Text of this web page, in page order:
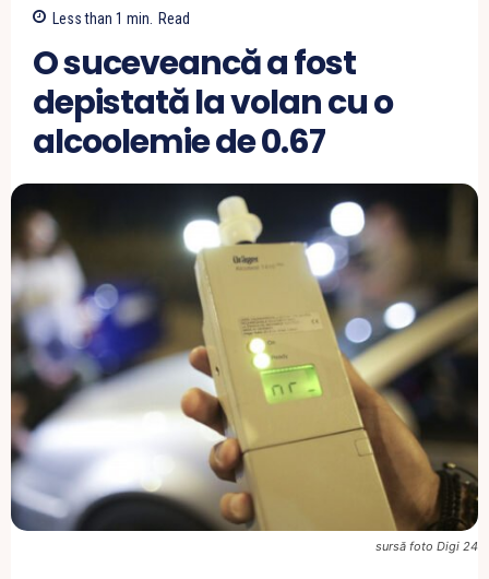
Less than 1 min. Read
O suceveancă a fost
depistată la volan cu o
alcoolemie de 0.67
sursă foto Digi 24